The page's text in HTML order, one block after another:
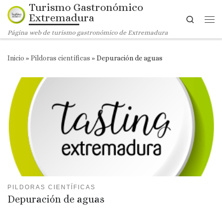
Saltar al contenido
Turismo Gastronómico
Extremadura
Página web de turismo gastronómico de Extremadura
Search
Inicio » Pildoras científicas » Depuración de aguas
PILDORAS CIENTÍFICAS
Depuración de aguas